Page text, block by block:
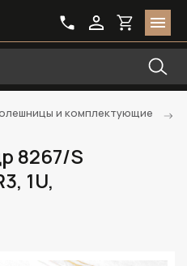
и комплектующие
8267/S
1U,